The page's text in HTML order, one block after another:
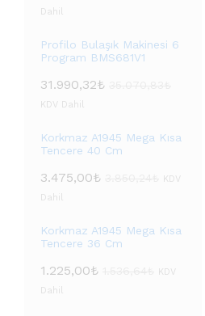
Dahil
Profilo Bulaşık Makinesi 6
Program BMS681V1
31.990,32₺
KDV Dahil
Korkmaz A1945 Mega Kısa
Tencere 40 Cm
3.475,00₺
KDV
Dahil
Korkmaz A1945 Mega Kısa
Tencere 36 Cm
1.225,00₺
KDV
Dahil